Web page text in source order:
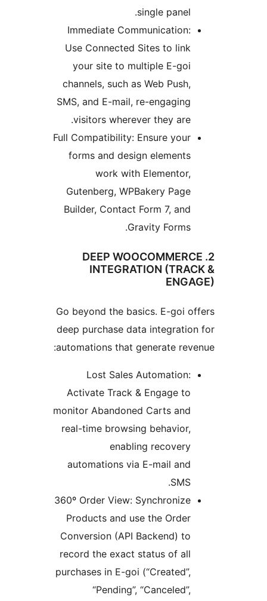
Immediate Communication:
Use Connected Sites to link
your site to multiple E-goi
channels, such as Web Push,
SMS, and E-mail, re-engaging
visitors wherever they are.
Full Compatibility: Ensure your
forms and design elements
work with Elementor,
Gutenberg, WPBakery Page
Builder, Contact Form 7, and
2. DEEP
INTEGRATION
Go beyond the basics. E-goi
deep purchase data
automations that generate
Lost Sales Automation:
Activate Track & Engage to
monitor Abandoned Carts and
real-time browsing behavior,
enabling recovery
automations via E-mail and
360º Order View: Synchronize
Products and use the Order
Conversion (API Backend) to
record the exact status of all
purchases in E-goi (“Created”,
“Pending”, “Canceled”,